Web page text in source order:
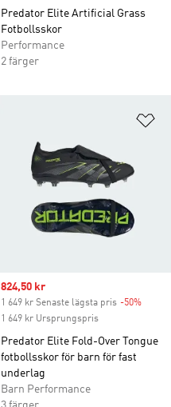
Predator Elite Artificial Grass
Fotbollsskor
Performance
2 färger
Sale price
824,50 kr
1 649 kr Senaste lägsta pris -50%
1 649 kr Ursprungspris
Predator Elite Fold-Over Tongue
fotbollsskor för barn för fast
underlag
Barn Performance